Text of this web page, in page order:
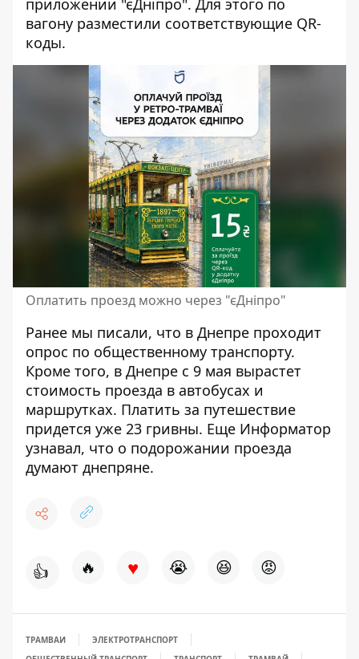
приложении "єДніпро". Для этого по
вагону разместили соответствующие QR-
коды.
Оплатить проезд можно через "єДніпро"
Ранее мы писали, что в Днепре проходит
опрос по общественному транспорту.
Кроме того, в Днепре с 9 мая вырастет
стоимость проезда в автобусах и
маршрутках. Платить за путешествие
придется уже 23 гривны. Еще Информатор
узнавал, что о подорожании проезда
думают днепряне.
👍 🔥 ♥ 😭 😆 😡
ТРАМВАИ
ЭЛЕКТРОТРАНСПОРТ